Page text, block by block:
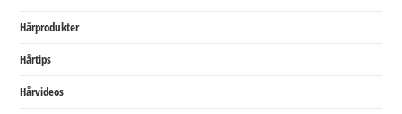
Hårprodukter
Hårtips
Hårvideos